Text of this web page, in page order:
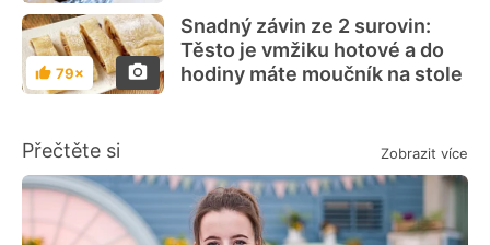
Hodnocení
79×
Snadný závin ze 2 surovin:
Těsto je vmžiku hotové a do
hodiny máte moučník na stole
Přečtěte si Zobrazit více